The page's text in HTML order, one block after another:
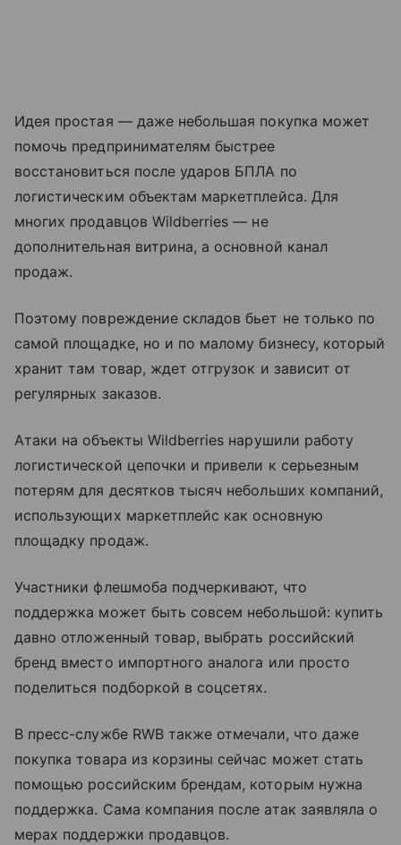
Идея простая — даже небольшая покупка может
помочь предпринимателям быстрее
восстановиться после ударов БПЛА по
логистическим объектам маркетплейса. Для
многих продавцов Wildberries — не
дополнительная витрина, а основной канал
продаж.
Поэтому повреждение складов бьет не только по
самой площадке, но и по малому бизнесу, который
хранит там товар, ждет отгрузок и зависит от
регулярных заказов.
Атаки на объекты Wildberries нарушили работу
логистической цепочки и привели к серьезным
потерям для десятков тысяч небольших компаний,
использующих маркетплейс как основную
площадку продаж.
Участники флешмоба подчеркивают, что
поддержка может быть совсем небольшой: купить
давно отложенный товар, выбрать российский
бренд вместо импортного аналога или просто
поделиться подборкой в соцсетях.
В пресс-службе RWB также отмечали, что даже
покупка товара из корзины сейчас может стать
помощью российским брендам, которым нужна
поддержка. Сама компания после атак заявляла о
мерах поддержки продавцов.